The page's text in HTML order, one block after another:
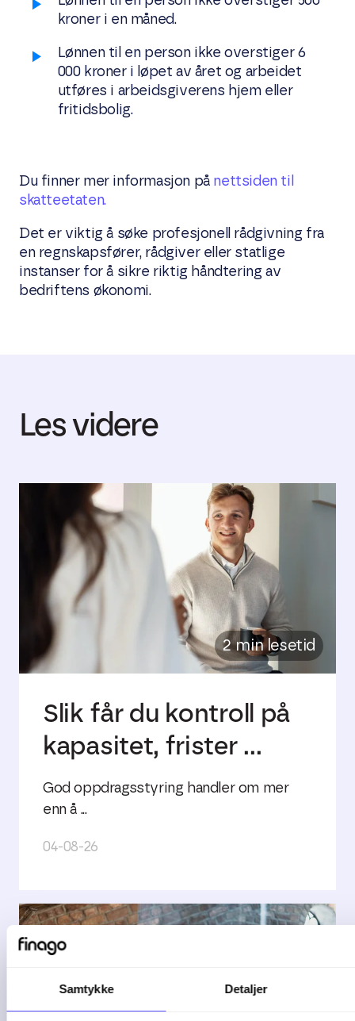
Samtykke Detaljer
kroner i en måned.
Lønnen til en person ikke overstiger 6
000 kroner i løpet av året og arbeidet
utføres i arbeidsgiverens hjem eller
fritidsbolig.
Du finner mer informasjon på nettsiden til
skatteetaten.
Det er viktig å søke profesjonell rådgivning fra
en regnskapsfører, rådgiver eller statlige
instanser for å sikre riktig håndtering av
bedriftens økonomi.
Les videre
2 min lesetid
Slik får du kontroll på
kapasitet, frister ...
God oppdragsstyring handler om mer
enn å ...
04-08-26